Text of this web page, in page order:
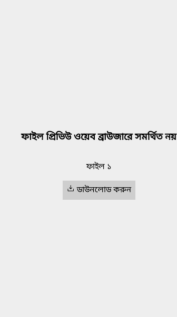
ফাইল প্রিভিউ ওয়েব ব্রাউজারে সমর্থিত নয়
ফাইল ১
ডাউনলোড করুন